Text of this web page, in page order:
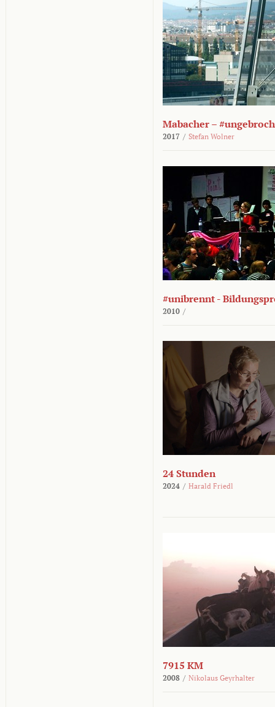
Mabacher –
2017 / Stefan Wolner
#unibrennt -
2010 /
24 Stunden
2024 / Harald Friedl
7915 KM
2008 / Nikolaus Geyrhalter